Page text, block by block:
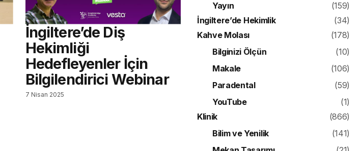
İngiltere’de Diş
Hekimliği
Hedefleyenler İçin
Bilgilendirici Webinar
7 Nisan 2025
Yayın
(159)
İngiltere’de Hekimlik
(34)
Kahve Molası
(178)
Bilginizi Ölçün
(10)
Makale
(106)
Paradental
(59)
YouTube
(1)
Klinik
(866)
Bilim ve Yenilik
(141)